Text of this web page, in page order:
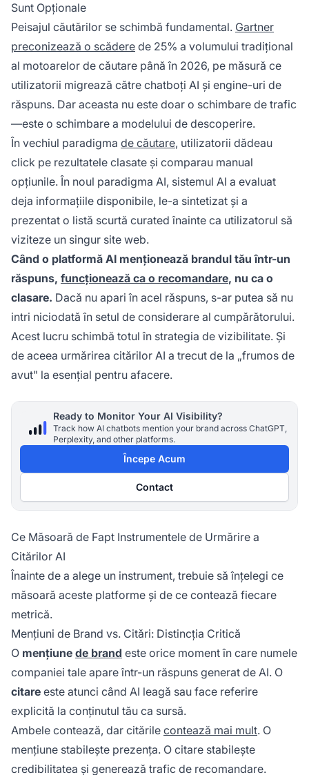
Sunt Opționale
Peisajul căutărilor se schimbă fundamental. Gartner
preconizează o scădere de 25% a volumului tradițional
al motoarelor de căutare până în 2026, pe măsură ce
utilizatorii migrează către chatboți AI și engine-uri de
răspuns. Dar aceasta nu este doar o schimbare de trafic
—este o schimbare a modelului de descoperire.
În vechiul paradigma de căutare, utilizatorii dădeau
click pe rezultatele clasate și comparau manual
opțiunile. În noul paradigma AI, sistemul AI a evaluat
deja informațiile disponibile, le-a sintetizat și a
prezentat o listă scurtă curated înainte ca utilizatorul să
viziteze un singur site web.
Când o platformă AI menționează brandul tău într-un
răspuns, funcționează ca o recomandare, nu ca o
clasare. Dacă nu apari în acel răspuns, s-ar putea să nu
intri niciodată în setul de considerare al cumpărătorului.
Acest lucru schimbă totul în strategia de vizibilitate. Și
de aceea urmărirea citărilor AI a trecut de la „frumos de
avut" la esențial pentru afacere.
Ready to Monitor Your AI Visibility?
Track how AI chatbots mention your brand across ChatGPT,
Perplexity, and other platforms.
Începe Acum
Contact
Ce Măsoară de Fapt Instrumentele de Urmărire a
Citărilor AI
Înainte de a alege un instrument, trebuie să înțelegi ce
măsoară aceste platforme și de ce contează fiecare
metrică.
Mențiuni de Brand vs. Citări: Distincția Critică
O mențiune de brand este orice moment în care numele
companiei tale apare într-un răspuns generat de AI. O
citare este atunci când AI leagă sau face referire
explicită la conținutul tău ca sursă.
Ambele contează, dar citările contează mai mult. O
mențiune stabilește prezența. O citare stabilește
credibilitatea și generează trafic de recomandare.